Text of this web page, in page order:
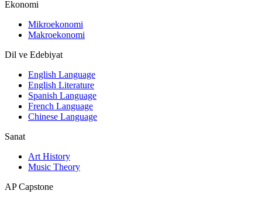
Ekonomi
Mikroekonomi
Makroekonomi
Dil ve Edebiyat
English Language
English Literature
Spanish Language
French Language
Chinese Language
Sanat
Art History
Music Theory
AP Capstone